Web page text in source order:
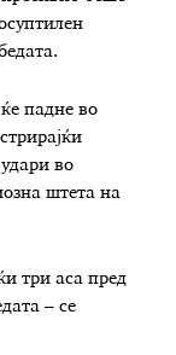
падне во
во
штета на
три аса пред
– се